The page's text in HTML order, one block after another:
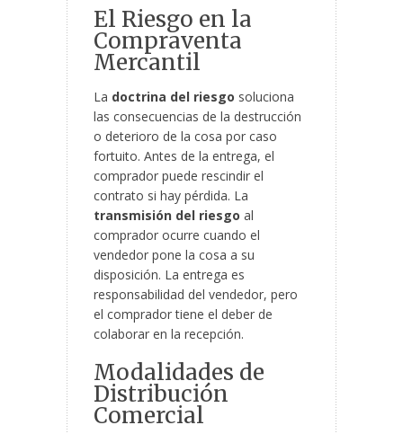
El Riesgo en la
Compraventa
Mercantil
La doctrina del riesgo soluciona
las consecuencias de la destrucción
o deterioro de la cosa por caso
fortuito. Antes de la entrega, el
comprador puede rescindir el
contrato si hay pérdida. La
transmisión del riesgo al
comprador ocurre cuando el
vendedor pone la cosa a su
disposición. La entrega es
responsabilidad del vendedor, pero
el comprador tiene el deber de
colaborar en la recepción.
Modalidades de
Distribución
Comercial